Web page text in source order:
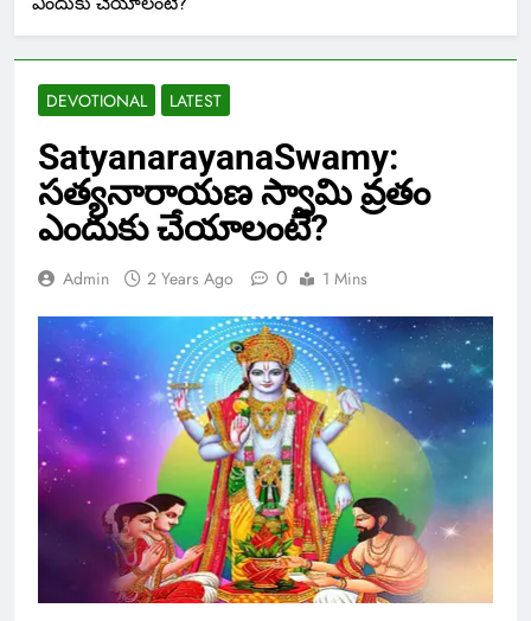
DEVOTIONAL LATEST
SatyanarayanaSwamy:
సత్యనారాయణ స్వామి వ్రతం
ఎందుకు చేయాలంటే?
Admin 2 Years Ago 0 1 Mins